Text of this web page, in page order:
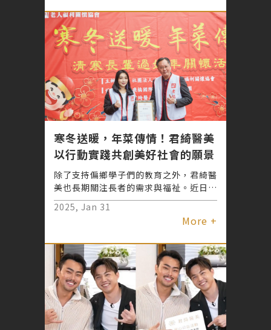
性的健康肌膚狀態，特別值得一提的還有
凹陷型痘疤改善，藉由促進老化受損細胞
代謝，修護長期痘疤煥發平滑肌質。」
寒冬送暖，年菜傳情！君綺醫美
以行動實踐共創美好社會的願景
除了支持偏鄉學子們的教育之外，君綺醫
美也長期關注長者的需求與福祉。近日，
君綺醫美攜手中華民國老人福利關懷協會
及康橋國際學校童工志工團，在萬華區和
平青草園舉辦「新春寒冬送暖、年菜傳
勢長者送上年菜與祝福。活動中，君綺醫
美內部同仁與康橋學生共同帶動長輩參與
闖關互動，促進身心健康。此次公益君綺
醫美捐贈年菜，並以實際行動傳遞溫暖，
讓春節更添愛與溫馨。
2025, Jan 31
More +